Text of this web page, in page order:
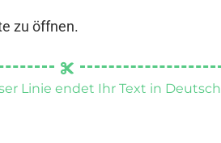
zu öffnen.
Linie endet Ihr Text in Deutsch